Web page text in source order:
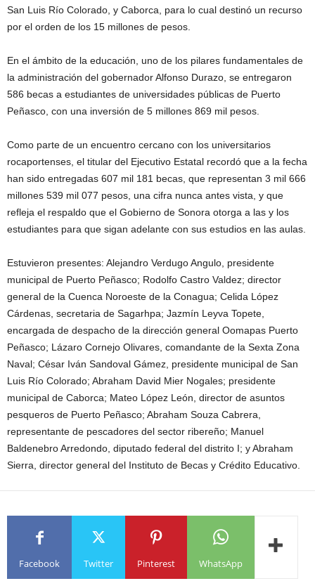
San Luis Río Colorado, y Caborca, para lo cual destinó un recurso
por el orden de los 15 millones de pesos.
En el ámbito de la educación, uno de los pilares fundamentales de
la administración del gobernador Alfonso Durazo, se entregaron
586 becas a estudiantes de universidades públicas de Puerto
Peñasco, con una inversión de 5 millones 869 mil pesos.
Como parte de un encuentro cercano con los universitarios
rocaportenses, el titular del Ejecutivo Estatal recordó que a la fecha
han sido entregadas 607 mil 181 becas, que representan 3 mil 666
millones 539 mil 077 pesos, una cifra nunca antes vista, y que
refleja el respaldo que el Gobierno de Sonora otorga a las y los
estudiantes para que sigan adelante con sus estudios en las aulas.
Estuvieron presentes: Alejandro Verdugo Angulo, presidente
municipal de Puerto Peñasco; Rodolfo Castro Valdez; director
general de la Cuenca Noroeste de la Conagua; Celida López
Cárdenas, secretaria de Sagarhpa; Jazmín Leyva Topete,
encargada de despacho de la dirección general Oomapas Puerto
Peñasco; Lázaro Cornejo Olivares, comandante de la Sexta Zona
Naval; César Iván Sandoval Gámez, presidente municipal de San
Luis Río Colorado; Abraham David Mier Nogales; presidente
municipal de Caborca; Mateo López León, director de asuntos
pesqueros de Puerto Peñasco; Abraham Souza Cabrera,
representante de pescadores del sector ribereño; Manuel
Baldenebro Arredondo, diputado federal del distrito I; y Abraham
Sierra, director general del Instituto de Becas y Crédito Educativo.
Facebook Twitter Pinterest WhatsApp